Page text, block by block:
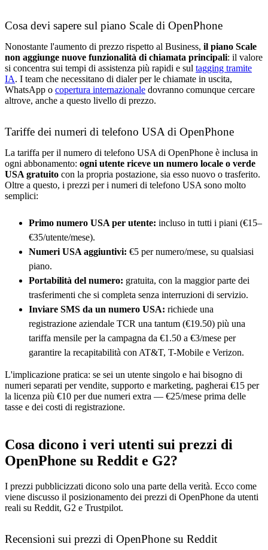
Cosa devi sapere sul piano Scale di OpenPhone
Nonostante l'aumento di prezzo rispetto al Business, il piano Scale
non aggiunge nuove funzionalità di chiamata principali: il valore
si concentra sui tempi di assistenza più rapidi e sul tagging tramite
IA. I team che necessitano di dialer per le chiamate in uscita,
WhatsApp o copertura internazionale dovranno comunque cercare
altrove, anche a questo livello di prezzo.
Tariffe dei numeri di telefono USA di OpenPhone
La tariffa per il numero di telefono USA di OpenPhone è inclusa in
ogni abbonamento: ogni utente riceve un numero locale o verde
USA gratuito con la propria postazione, sia esso nuovo o trasferito.
Oltre a questo, i prezzi per i numeri di telefono USA sono molto
semplici:
Primo numero USA per utente: incluso in tutti i piani (€15–
€35/utente/mese).
Numeri USA aggiuntivi: €5 per numero/mese, su qualsiasi
piano.
Portabilità del numero: gratuita, con la maggior parte dei
trasferimenti che si completa senza interruzioni di servizio.
Inviare SMS da un numero USA: richiede una
registrazione aziendale TCR una tantum (€19.50) più una
tariffa mensile per la campagna da €1.50 a €3/mese per
garantire la recapitabilità con AT&T, T-Mobile e Verizon.
L'implicazione pratica: se sei un utente singolo e hai bisogno di
numeri separati per vendite, supporto e marketing, pagherai €15 per
la licenza più €10 per due numeri extra — €25/mese prima delle
tasse e dei costi di registrazione.
Cosa dicono i veri utenti sui prezzi di
OpenPhone su Reddit e G2?
I prezzi pubblicizzati dicono solo una parte della verità. Ecco come
viene discusso il posizionamento dei prezzi di OpenPhone da utenti
reali su Reddit, G2 e Trustpilot.
Recensioni sui prezzi di OpenPhone su Reddit